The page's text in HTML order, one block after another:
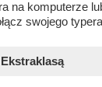
na komputerze
swojego